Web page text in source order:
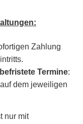
Zahlung
Termine:
dem jeweiligen
nur mit